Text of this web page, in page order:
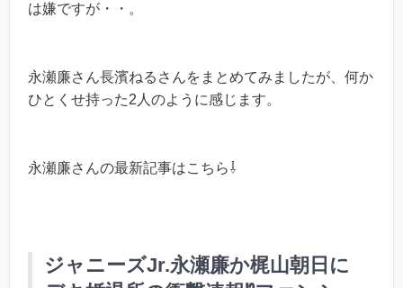
は嫌ですが・・。
永瀬廉さん長濱ねるさんをまとめてみましたが、何か
ひとくせ持った2人のように感じます。
永瀬廉さんの最新記事はこちら⇩
ジャニーズJr.永瀬廉か梶山朝日に